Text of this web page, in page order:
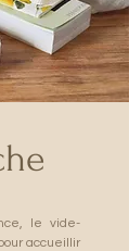
le vide-
accueillir